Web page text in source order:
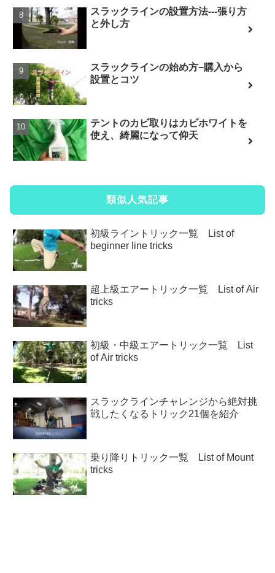
スラックラインの設置方法---張り方
と外し方
スラックラインの始め方−購入から
設置とコツ
テントのカビ取りはカビホワイトを
使え、綺麗になって仰天
類似人気記事
初級ライントリック一覧 List of
beginner line tricks
超上級エアートリック一覧 List of Air
tricks
初級・中級エアートリック一覧 List
of Air tricks
スラックラインチャレンジから絶対挑
戦したくなるトリック21個を紹介
乗り降りトリック一覧 List of Mount
tricks